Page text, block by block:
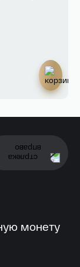
монету